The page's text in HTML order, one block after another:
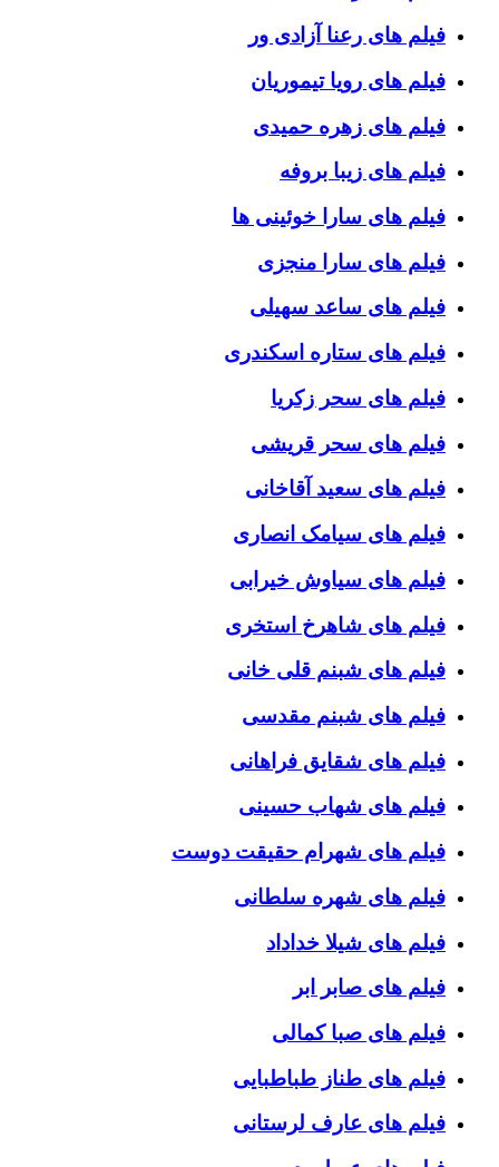
فیلم های رعنا آزادی ور
فیلم های رویا تیموریان
فیلم های زهره حمیدی
فیلم های زیبا بروفه
فیلم های سارا خوئینی ها
فیلم های سارا منجزی
فیلم های ساعد سهیلی
فیلم های ستاره اسکندری
فیلم های سحر زکریا
فیلم های سحر قریشی
فیلم های سعید آقاخانی
فیلم های سیامک انصاری
فیلم های سیاوش خیرابی
فیلم های شاهرخ استخری
فیلم های شبنم قلی خانی
فیلم های شبنم مقدسی
فیلم های شقایق فراهانی
فیلم های شهاب حسینی
فیلم های شهرام حقیقت دوست
فیلم های شهره سلطانی
فیلم های شیلا خداداد
فیلم های صابر ابر
فیلم های صبا کمالی
فیلم های طناز طباطبایی
فیلم های عارف لرستانی